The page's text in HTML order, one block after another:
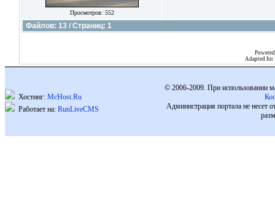
Просмотров: 552
Файлов: 13 / Страниц: 1
Adapted for
Хостинг: McHost.Ru
Работает на: RunLiveCMS
© 2006-2009. При использовании
Администрация портала не несет